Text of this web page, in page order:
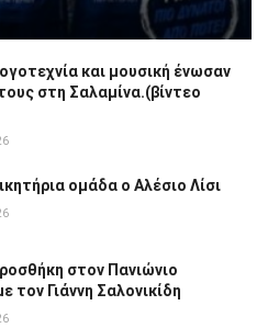
και μουσική ένωσαν
στη Σαλαμίνα.(βίντεο
ομάδα ο Αλέσιο Λίσι
στον Πανιώνιο
τον Γιάννη Σαλονικίδη